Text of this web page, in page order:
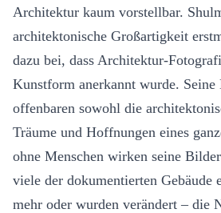
Architektur kaum vorstellbar.
architektonische Großartigkeit
dazu bei, dass Architektur-
Kunstform anerkannt wurde.
offenbaren sowohl die
Träume und Hoffnungen eines
ohne Menschen wirken seine
viele der dokumentierten Gebäude
mehr oder wurden verändert – die